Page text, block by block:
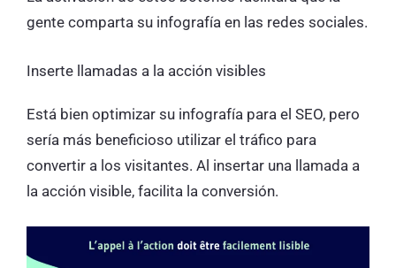
gente comparta su infografía en las redes sociales.
Inserte llamadas a la acción visibles
Está bien optimizar su infografía para el SEO, pero
sería más beneficioso utilizar el tráfico para
convertir a los visitantes. Al insertar una llamada a
la acción visible, facilita la conversión.